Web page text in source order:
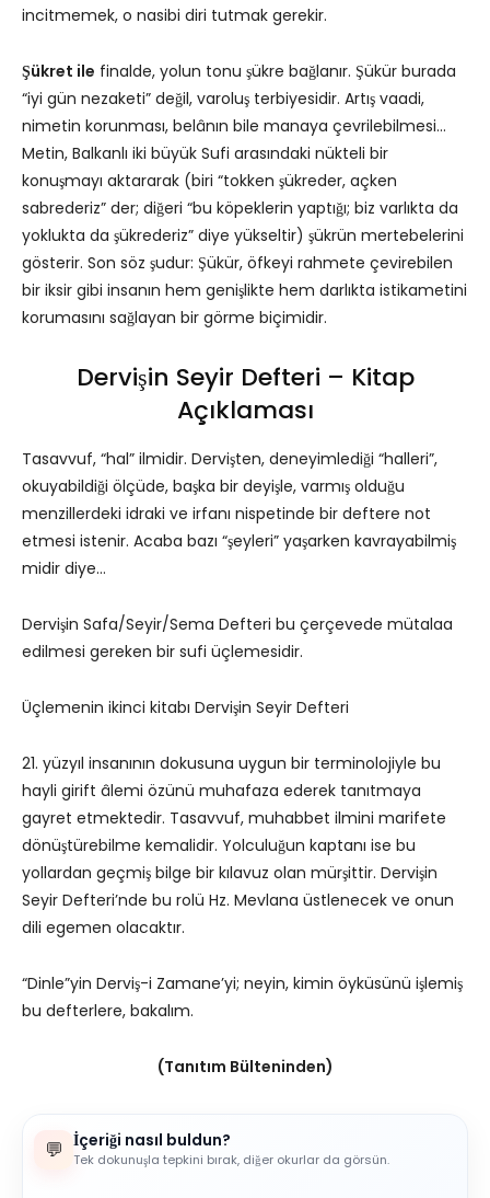
incitmemek, o nasibi diri tutmak gerekir.
Şükret ile finalde, yolun tonu şükre bağlanır. Şükür burada
“iyi gün nezaketi” değil, varoluş terbiyesidir. Artış vaadi,
nimetin korunması, belânın bile manaya çevrilebilmesi…
Metin, Balkanlı iki büyük Sufi arasındaki nükteli bir
konuşmayı aktararak (biri “tokken şükreder, açken
sabrederiz” der; diğeri “bu köpeklerin yaptığı; biz varlıkta da
yoklukta da şükrederiz” diye yükseltir) şükrün mertebelerini
gösterir. Son söz şudur: Şükür, öfkeyi rahmete çevirebilen
bir iksir gibi insanın hem genişlikte hem darlıkta istikametini
korumasını sağlayan bir görme biçimidir.
Dervişin Seyir Defteri – Kitap
Açıklaması
Tasavvuf, “hal” ilmidir. Dervişten, deneyimlediği “halleri”,
okuyabildiği ölçüde, başka bir deyişle, varmış olduğu
menzillerdeki idraki ve irfanı nispetinde bir deftere not
etmesi istenir. Acaba bazı “şeyleri” yaşarken kavrayabilmiş
midir diye…
Dervişin Safa/Seyir/Sema Defteri bu çerçevede mütalaa
edilmesi gereken bir sufi üçlemesidir.
Üçlemenin ikinci kitabı Dervişin Seyir Defteri
21. yüzyıl insanının dokusuna uygun bir terminolojiyle bu
hayli girift âlemi özünü muhafaza ederek tanıtmaya
gayret etmektedir. Tasavvuf, muhabbet ilmini marifete
dönüştürebilme kemalidir. Yolculuğun kaptanı ise bu
yollardan geçmiş bilge bir kılavuz olan mürşittir. Dervişin
Seyir Defteri’nde bu rolü Hz. Mevlana üstlenecek ve onun
dili egemen olacaktır.
“Dinle”yin Derviş-i Zamane’yi; neyin, kimin öyküsünü işlemiş
bu defterlere, bakalım.
(Tanıtım Bülteninden)
💬 İçeriği nasıl buldun?
Tek dokunuşla tepkini bırak, diğer okurlar da görsün.